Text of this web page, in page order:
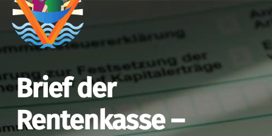
Brief der
Rentenkasse –